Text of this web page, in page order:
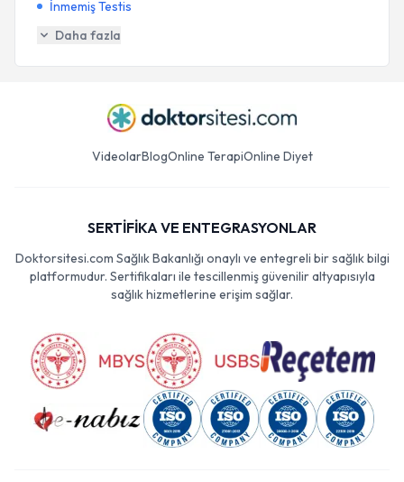
İnmemiş Testis
Daha fazla
VideolarBlogOnline TerapiOnline Diyet
SERTİFİKA VE ENTEGRASYONLAR
Doktorsitesi.com Sağlık Bakanlığı onaylı ve entegreli bir sağlık bilgi
platformudur. Sertifikaları ile tescillenmiş güvenilir altyapısıyla
sağlık hizmetlerine erişim sağlar.